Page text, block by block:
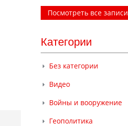
Посмотреть все записи
Категории
Без категории
Видео
Войны и вооружение
Геополитика